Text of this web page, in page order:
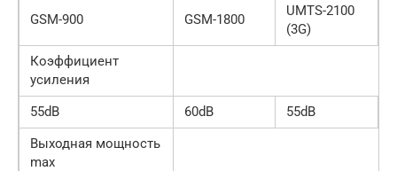
GSM-900 GSM-1800
UMTS-2100
(3G)
Коэффициент
усиления
55dB
60dB
55dB
Выходная мощность
max